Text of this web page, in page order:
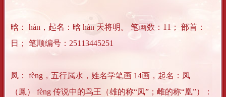
晗： hán，起名：晗 hán 天将明。 笔画数：11； 部首：
日； 笔顺编号：25113445251
凤： fèng，五行属水，姓名学笔画 14画，起名：凤
（鳳） fèng 传说中的鸟王（雄的称“凤”；雌的称“凰”）：